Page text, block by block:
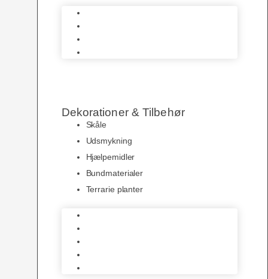
Dekorationer & Tilbehør
Skåle
Udsmykning
Hjælpemidler
Bundmaterialer
Terrarie planter